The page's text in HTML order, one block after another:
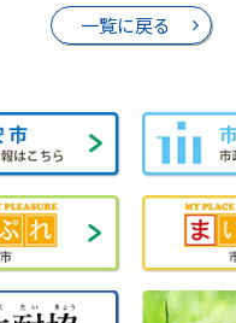
一覧に戻る